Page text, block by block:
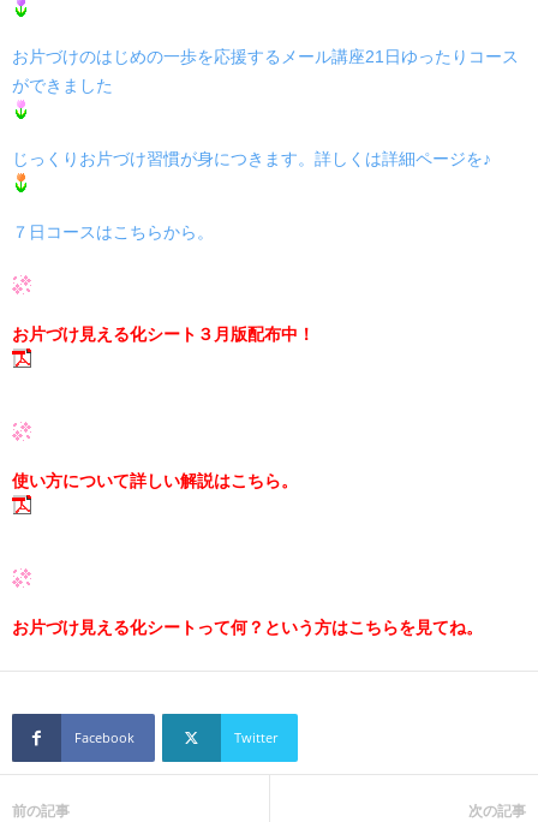
お片づけのはじめの一歩を応援するメール講座21日ゆったりコース
ができました
じっくりお片づけ習慣が身につきます。詳しくは詳細ページを♪
７日コースはこちらから。
お片づけ見える化シート３月版配布中！
使い方について詳しい解説はこちら。
お片づけ見える化シートって何？という方はこちらを見てね。
Facebook Twitter
前の記事 次の記事